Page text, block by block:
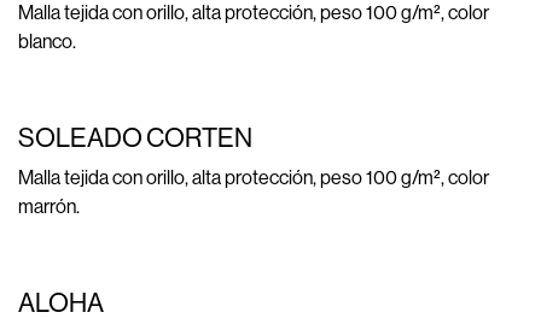
Malla tejida con orillo, alta protección, peso 100 g/m², color
blanco.
SOLEADO CORTEN
Malla tejida con orillo, alta protección, peso 100 g/m², color
marrón.
ALOHA